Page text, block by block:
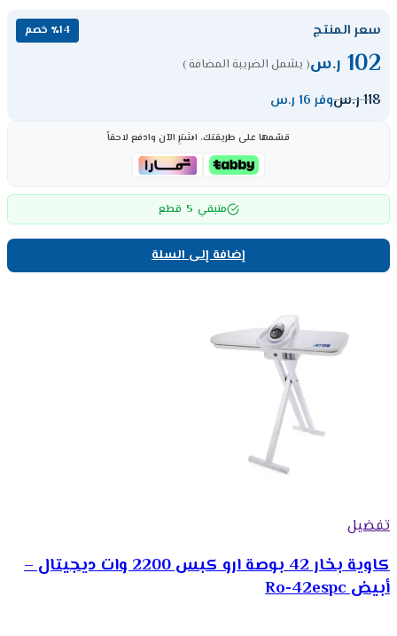
سعر المنتج ٪14 خصم
102 ر.س( يشمل الضريبة المضافة )
118ر.سوفر 16 ر.س
قسّمها على طريقتك، اشترِ الآن وادفع لاحقاً
متبقي 5 قطع
إضافة إلى السلة
تفضيل
كاوية بخار 42 بوصة ارو كبس 2200 وات ديجيتال –
أبيض Ro-42espc